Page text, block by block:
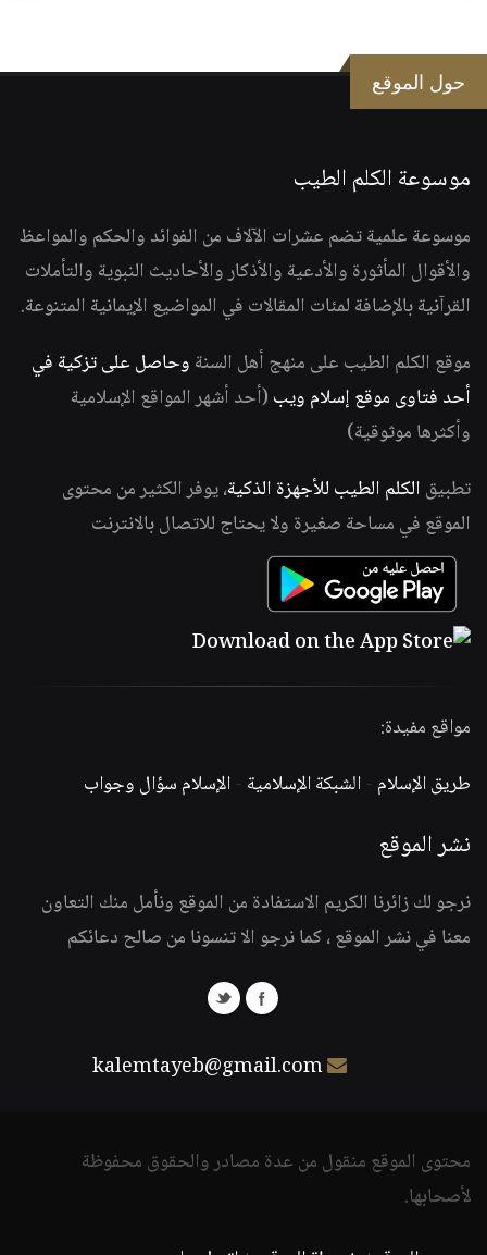
حول الموقع
موسوعة الكلم الطيب
موسوعة علمية تضم عشرات الآلاف من الفوائد والحكم والمواعظ
والأقوال المأثورة والأدعية والأذكار والأحاديث النبوية والتأملات
القرآنية بالإضافة لمئات المقالات في المواضيع الإيمانية المتنوعة.
موقع الكلم الطيب على منهج أهل السنة وحاصل على تزكية في
أحد فتاوى موقع إسلام ويب (أحد أشهر المواقع الإسلامية
وأكثرها موثوقية)
تطبيق الكلم الطيب للأجهزة الذكية، يوفر الكثير من محتوى
الموقع في مساحة صغيرة ولا يحتاج للاتصال بالانترنت
مواقع مفيدة:
طريق الإسلام -الشبكة الإسلامية -الإسلام سؤال وجواب
نشر الموقع
نرجو لك زائرنا الكريم الاستفادة من الموقع ونأمل منك التعاون
معنا في نشر الموقع ، كما نرجو الا تنسونا من صالح دعائكم
kalemtayeb@gmail.com
محتوى الموقع منقول من عدة مصادر والحقوق محفوظة
لأصحابها.